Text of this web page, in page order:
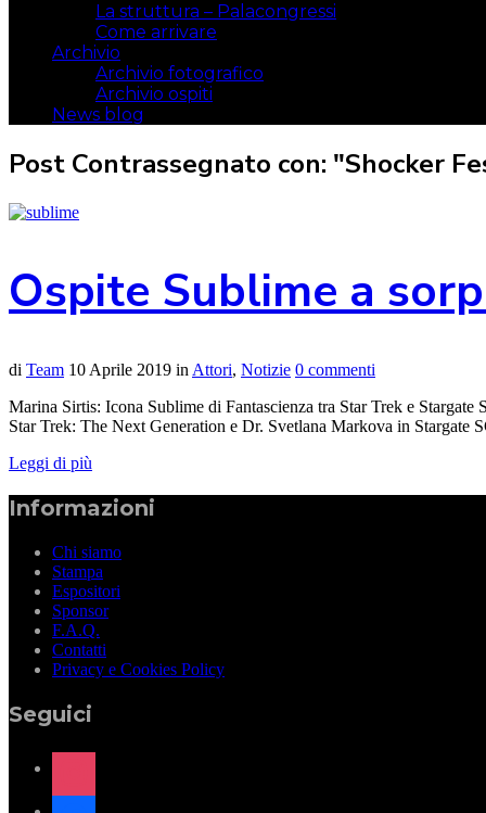
La struttura – Palacongressi
Come arrivare
Archivio
Archivio fotografico
Archivio ospiti
News blog
Post Contrassegnato con: "Shocker
Ospite Sublime a
di Team 10 Aprile 2019 in Attori, Notizie 0 commenti
Marina Sirtis: Icona Sublime di Fantascienza tra Star Trek e
Star Trek: The Next Generation e Dr. Svetlana Markova in Stargate
Leggi di più
Informazioni
Chi siamo
Stampa
Espositori
Sponsor
F.A.Q.
Contatti
Privacy e Cookies Policy
Seguici
instagram
facebook